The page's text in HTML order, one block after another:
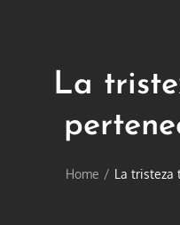
La
Home La tristeza